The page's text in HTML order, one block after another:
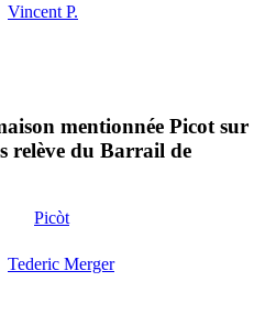
Vincent P.
mentionnée Picot sur
relève du Barrail de
Picòt
Tederic Merger